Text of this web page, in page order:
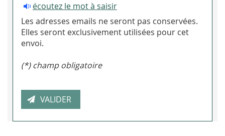
écoutez le mot à saisir
Les adresses emails ne seront pas conservées.
Elles seront exclusivement utilisées pour cet
envoi.
(*) champ obligatoire